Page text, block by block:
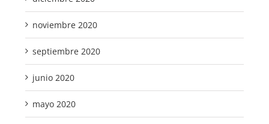
noviembre 2020
septiembre 2020
junio 2020
mayo 2020